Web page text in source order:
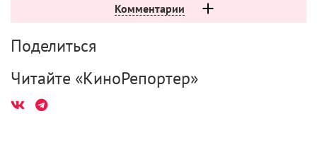
Комментарии
Поделиться
Читайте «КиноРепортер»